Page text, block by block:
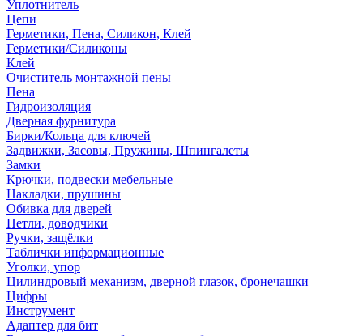
Уплотнитель
Цепи
Герметики, Пена, Силикон, Клей
Герметики/Силиконы
Клей
Очиститель монтажной пены
Пена
Гидроизоляция
Дверная фурнитура
Бирки/Кольца для ключей
Задвижки, Засовы, Пружины, Шпингалеты
Замки
Крючки, подвески мебельные
Накладки, прушины
Обивка для дверей
Петли, доводчики
Ручки, защёлки
Таблички информационные
Уголки, упор
Цилиндровый механизм, дверной глазок, бронечашки
Цифры
Инструмент
Адаптер для бит